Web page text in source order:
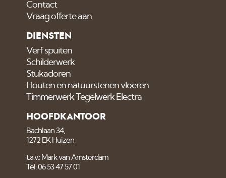
Contact
Vraag offerte aan
DIENSTEN
Verf spuiten
Schilderwerk
Stukadoren
Houten en natuurstenen vloeren
Timmerwerk Tegelwerk Electra
HOOFDKANTOOR
Bachlaan 34,
1272 EK Huizen.
t.a.v.: Mark van Amsterdam
Tel: 06 53 47 57 01